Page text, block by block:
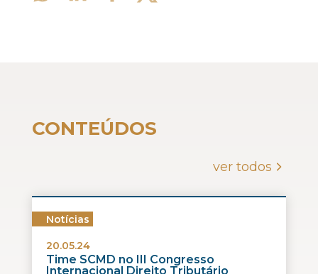
CONTEÚDOS
ver todos
Notícias
20.05.24
Time SCMD no III Congresso
Internacional Direito Tributário